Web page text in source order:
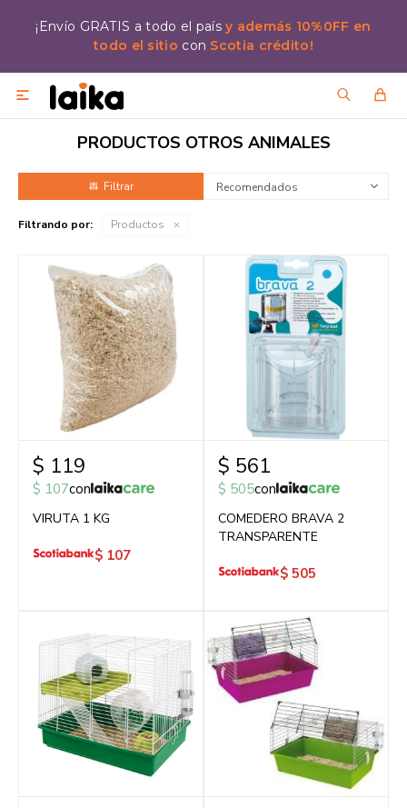
¡Envío GRATIS a todo el paísy además 10%0FF en
todo el sitio con Scotia crédito!

PRODUCTOS OTROS ANIMALES
Recomendados
Filtrando por: Productos
$ 119
$ 107con
VIRUTA 1 KG
$ 107
$ 561
$ 505con
COMEDERO BRAVA 2
TRANSPARENTE
$ 505